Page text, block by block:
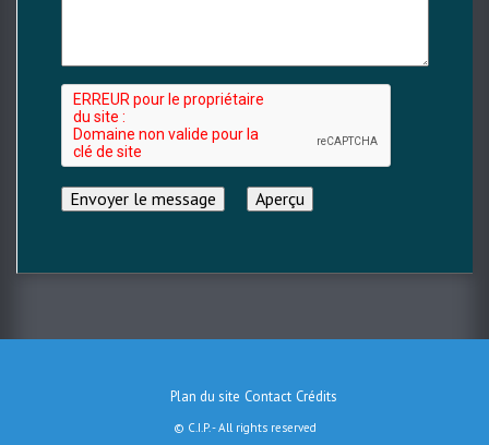
Plan du site Contact Crédits
© C.I.P. - All rights reserved